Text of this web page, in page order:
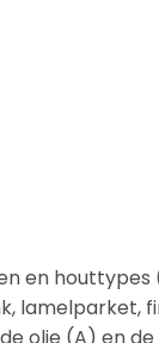
en houttypes
lamelparket,
olie (A) en